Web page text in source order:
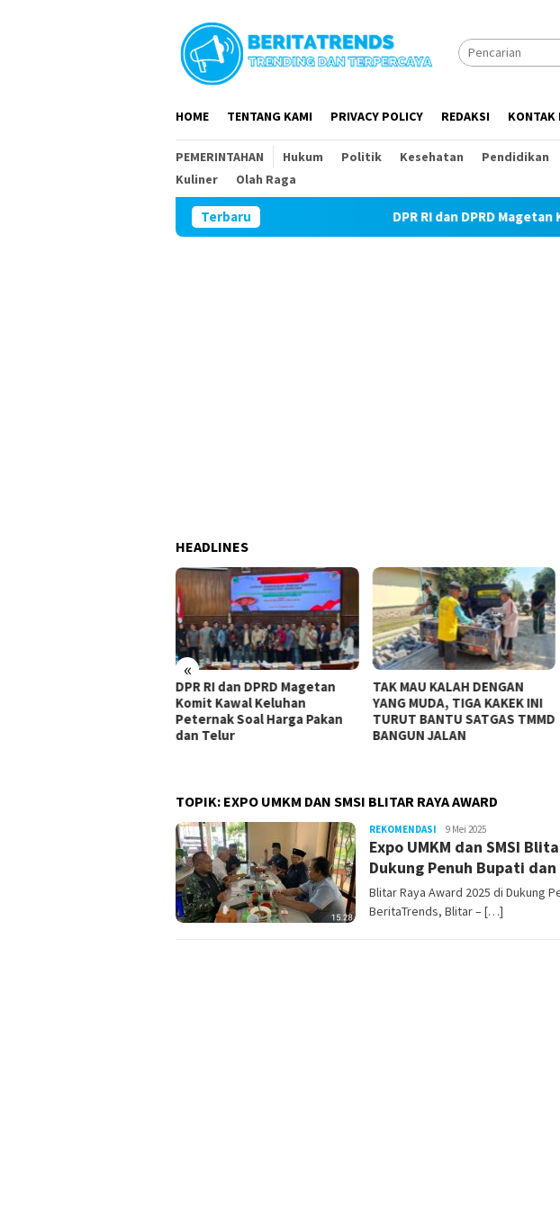
HOME TENTANG KAMI PRIVACY POLICY REDAKSI KONTAK
PEMERINTAHAN Hukum Politik Kesehatan Pendidikan
Kuliner
Olah Raga
Terbaru DPR RI dan DPRD Magetan
HEADLINES
«
TAK MAU KALAH DENGAN
YANG MUDA, TIGA KAKEK INI
TURUT BANTU SATGAS TMMD
BANGUN JALAN
KERASNYA BAHU JALAN TAK
MAMPU DITEMBUS, SATGAS
TMMD KE-129 KERAHKAN
MESIN-MESIN BOR
TOPIK: EXPO UMKM DAN SMSI BLITAR RAYA AWARD
REKOMENDASI LilikAbdi
9 Mei 2025
Expo UMKM dan SMSI
Dukung Penuh Bupati
Blitar Raya Award 2025 di Dukung
BeritaTrends, Blitar – […]